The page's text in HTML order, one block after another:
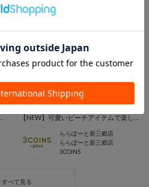
ららぽーと新三郷店
ららぽーと新三郷店
3COINS